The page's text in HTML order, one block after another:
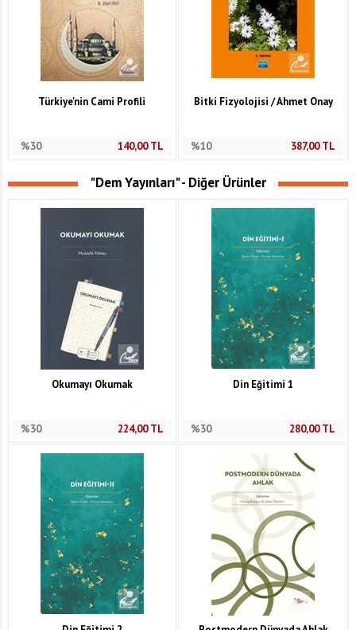
Türkiye'nin Cami Profili
%30 140,00TL
Bitki Fizyolojisi / Ahmet Onay
%10 387,00TL
"Dem Yayınları" - Diğer Ürünler
Okumayı Okumak
%30 224,00TL
Din Eğitimi 1
%30 280,00TL